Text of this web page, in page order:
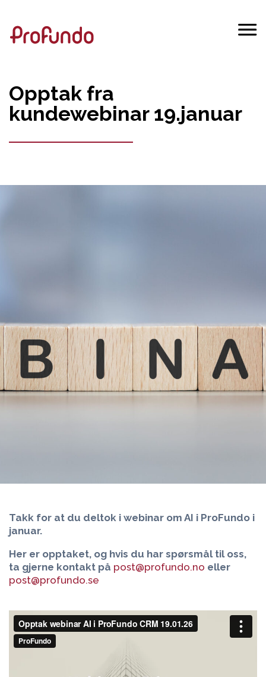
Opptak fra
kundewebinar 19.januar
Takk for at du deltok i webinar om AI i ProFundo i
januar.
Her er opptaket, og hvis du har spørsmål til oss,
ta gjerne kontakt på post@profundo.no eller
post@profundo.se